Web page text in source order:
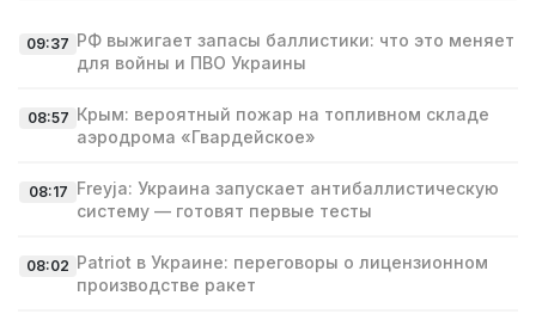
09:37 РФ выжигает запасы баллистики: что это меняет
для войны и ПВО Украины
08:57 Крым: вероятный пожар на топливном складе
аэродрома «Гвардейское»
08:17 Freyja: Украина запускает антибаллистическую
систему — готовят первые тесты
08:02 Patriot в Украине: переговоры о лицензионном
производстве ракет